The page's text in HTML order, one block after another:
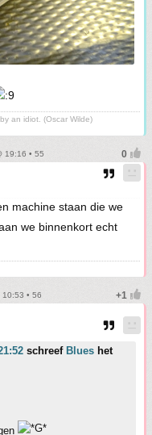
an idiot. (Oscar Wilde)
19:16 • 55
machine staan die we
we binnenkort echt
• 56
schreef Blues het